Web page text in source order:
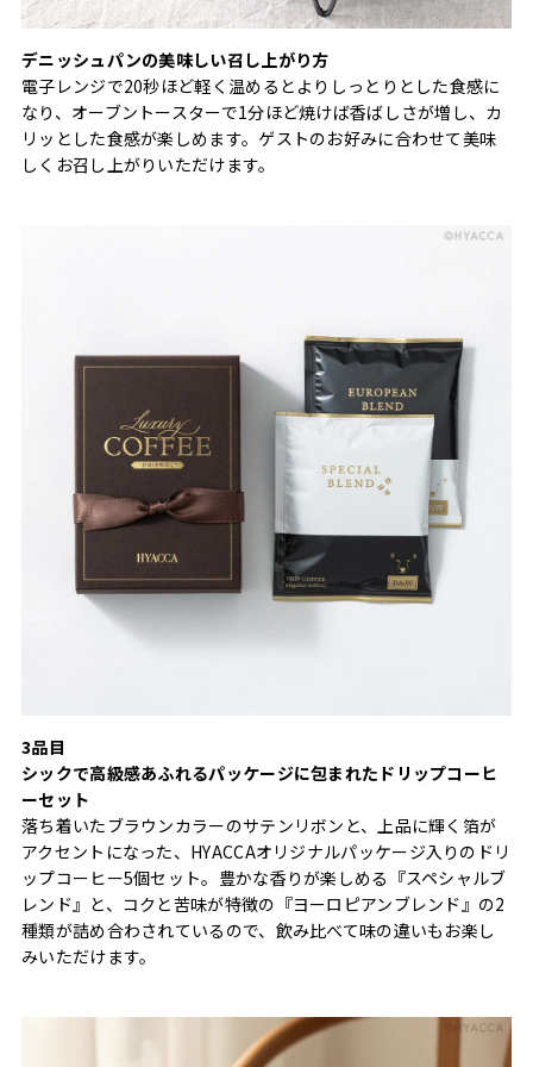
デニッシュパンの美味しい召し上がり方
電子レンジで20秒ほど軽く温めるとよりしっとりとした食感に
なり、オーブントースターで1分ほど焼けば香ばしさが増し、カ
リッとした食感が楽しめます。ゲストのお好みに合わせて美味
しくお召し上がりいただけます。
3品目
シックで高級感あふれるパッケージに包まれたドリップコーヒ
ーセット
落ち着いたブラウンカラーのサテンリボンと、上品に輝く箔が
アクセントになった、HYACCAオリジナルパッケージ入りのドリ
ップコーヒー5個セット。豊かな香りが楽しめる『スペシャルブ
レンド』と、コクと苦味が特徴の『ヨーロピアンブレンド』の2
種類が詰め合わされているので、飲み比べて味の違いもお楽し
みいただけます。